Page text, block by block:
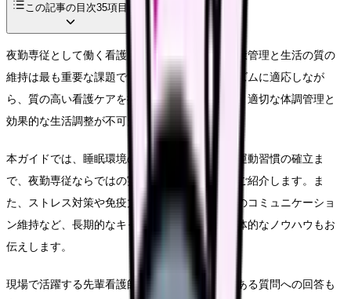
この記事の目次35項目
夜勤専従として働く看護師の皆様にとって、健康管理と生活の質の
維持は最も重要な課題です。夜勤特有の生活リズムに適応しなが
ら、質の高い看護ケアを提供し続けるためには、適切な体調管理と
効果的な生活調整が不可欠です。
本ガイドでは、睡眠環境の整備から栄養管理、運動習慣の確立ま
で、夜勤専従ならではの実践的なアドバイスをご紹介します。ま
た、ストレス対策や免疫力強化の方法、家族とのコミュニケーショ
ン維持など、長期的なキャリア継続に必要な具体的なノウハウもお
伝えします。
現場で活躍する先輩看護師の成功事例や、よくある質問への回答も